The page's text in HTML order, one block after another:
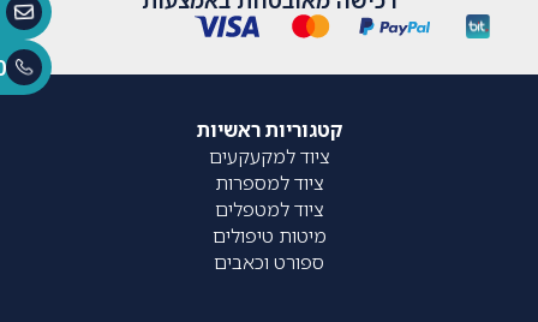
קטגוריות ראשיות
ציוד למקעקעים
ציוד למספרות
ציוד למטפלים
מיטות טיפולים
ספורט וכאבים